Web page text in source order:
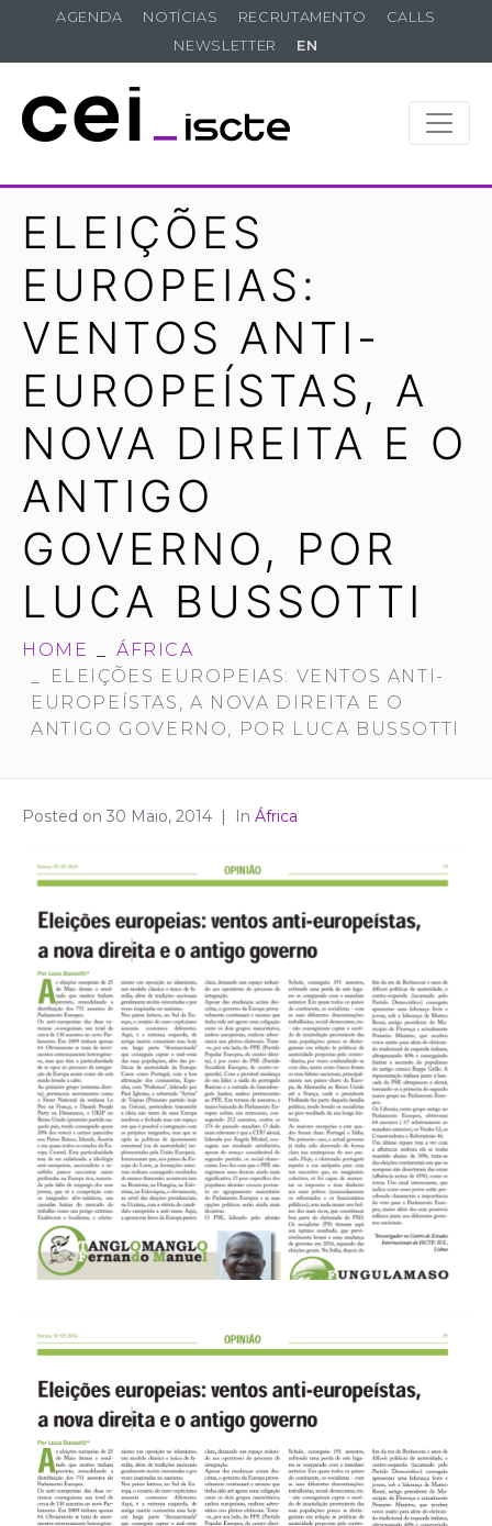
AGENDA NOTÍCIAS RECRUTAMENTO
CALLS
NEWSLETTER
EN
ELEIÇÕES
EUROPEIAS:
VENTOS ANTI-
EUROPEÍSTAS, A
NOVA DIREITA E O
ANTIGO
GOVERNO, POR
LUCA BUSSOTTI
HOME
ÁFRICA
ELEIÇÕES EUROPEIAS: VENTOS ANTI-
EUROPEÍSTAS, A NOVA DIREITA E O
ANTIGO GOVERNO, POR LUCA BUSSOTTI
Posted on 30 Maio, 2014 In África